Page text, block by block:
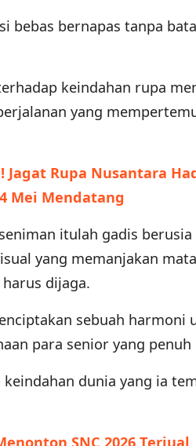
bebas bernapas tanpa
keindahan rupa
yang
Rupa Nusantara
Mei Mendatang
itulah gadis
yang memanjakan
dijaga.
sebuah harmoni
para senior yang penuh
keindahan dunia yang ia
SNC 2026